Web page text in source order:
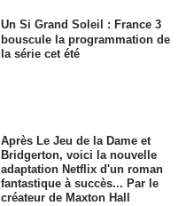
Un Si Grand Soleil : France 3
bouscule la programmation de
la série cet été
Après Le Jeu de la Dame et
Bridgerton, voici la nouvelle
adaptation Netflix d'un roman
fantastique à succès... Par le
créateur de Maxton Hall